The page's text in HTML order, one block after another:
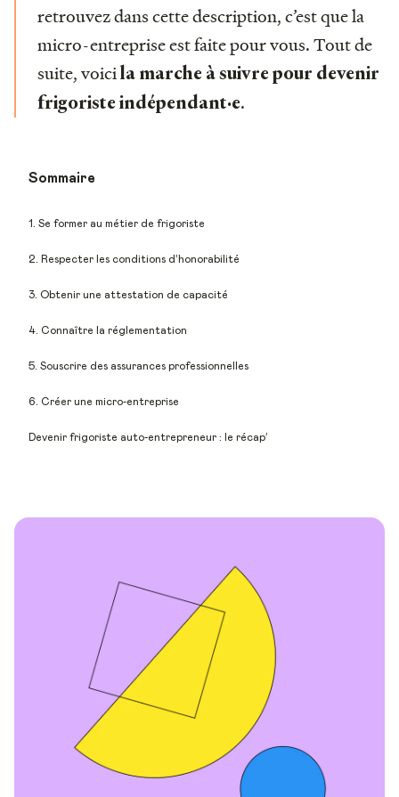
retrouvez dans cette description, c’est que la
micro-entreprise est faite pour vous. Tout de
suite, voicila marche à suivre pour devenir
frigoriste indépendant·e.
Sommaire
1. Se former au métier de frigoriste
2. Respecter les conditions d’honorabilité
3. Obtenir une attestation de capacité
4. Connaître la réglementation
5. Souscrire des assurances professionnelles
6. Créer une micro-entreprise
Devenir frigoriste auto-entrepreneur : le récap’